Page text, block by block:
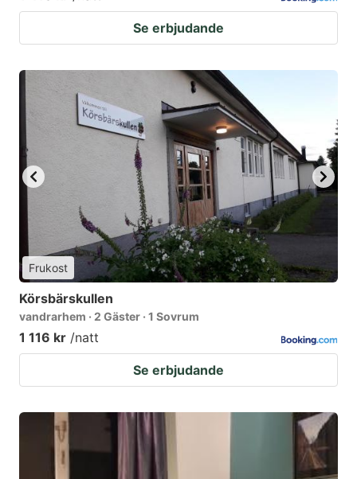
Se erbjudande
Frukost
Körsbärskullen
vandrarhem · 2 Gäster · 1 Sovrum
1 116 kr /natt
Se erbjudande